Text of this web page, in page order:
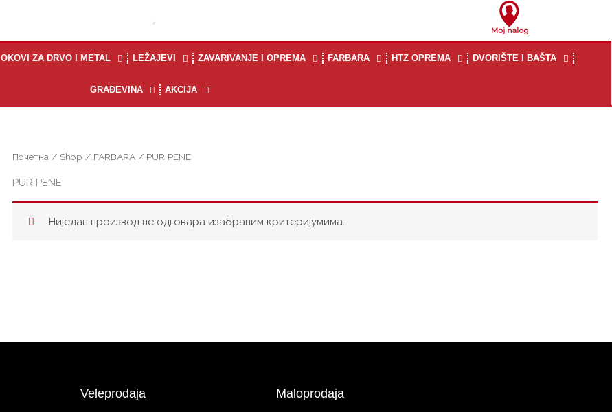
OKOVI ZA DRVO I METAL LEŽAJEVI ZAVARIVANJE I OPREMA FARBARA HTZ OPREMA DVORIŠTE I BAŠTA
GRAĐEVINA AKCIJA
Почетна / Shop / FARBARA / PUR PENE
PUR PENE
Ниједан производ не одговара изабраним критеријумима.
Veleprodaja Maloprodaja